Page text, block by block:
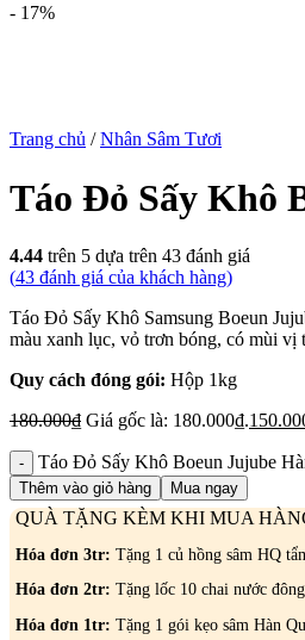
- 17%
Trang chủ / Nhân Sâm Tươi
Táo Đỏ Sấy Khô
4.44 trên 5 dựa trên 43 đánh giá
(43 đánh giá của khách hàng)
Táo Đỏ Sấy Khô Samsung Boeun
màu xanh lục, vỏ trơn bóng, có mùi vị
Quy cách đóng gói: Hộp 1kg
180.000₫ Giá gốc là: 180.000₫.
Táo Đỏ Sấy Khô Boeun Jujube
Thêm vào giỏ hàng Mua ngay
QUÀ TẶNG KÈM KHI MUA
Hóa đơn 3tr: Tặng 1 củ hồng sâm HQ
Hóa đơn 2tr: Tặng lốc 10 chai nước
Hóa đơn 1tr: Tặng 1 gói kẹo sâm Hàn